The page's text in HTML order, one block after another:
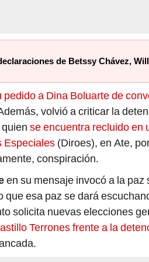
de Betssy Chávez,
pedido a Dina Boluarte de
volvió a criticar la
quien se encuentra recluido en
Especiales (Diroes), en Ate,
conspiración.
en su mensaje invocó a la paz
que esa paz se dará
solicita nuevas elecciones
Terrones frente a la